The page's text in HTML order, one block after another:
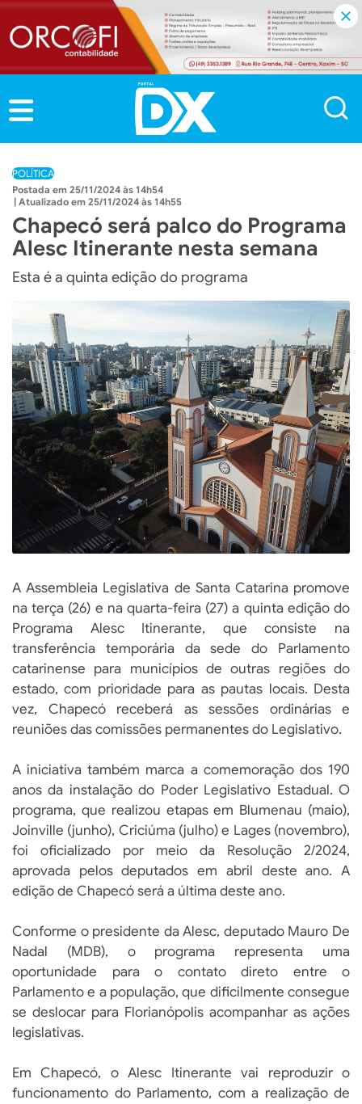
POLÍTICA
25/11/2024 às 14h54
25/11/2024 às 14h55
Chapecó será palco do Programa
Alesc Itinerante nesta semana
Esta é a quinta edição do programa
A Assembleia Legislativa de Santa Catarina promove
na terça (26) e na quarta-feira (27) a quinta edição do
Programa Alesc Itinerante, que consiste na
transferência temporária da sede do Parlamento
catarinense para municípios de outras regiões do
estado, com prioridade para as pautas locais. Desta
vez, Chapecó receberá as sessões ordinárias e
reuniões das comissões permanentes do Legislativo.
A iniciativa também marca a comemoração dos 190
anos da instalação do Poder Legislativo Estadual. O
programa, que realizou etapas em Blumenau (maio),
Joinville (junho), Criciúma (julho) e Lages (novembro),
foi oficializado por meio da Resolução 2/2024,
aprovada pelos deputados em abril deste ano. A
edição de Chapecó será a última deste ano.
Conforme o presidente da Alesc, deputado Mauro De
Nadal (MDB), o programa representa uma
oportunidade para o contato direto entre o
Parlamento e a população, que dificilmente consegue
se deslocar para Florianópolis acompanhar as ações
legislativas.
Em Chapecó, o Alesc Itinerante vai reproduzir o
funcionamento do Parlamento, com a realização de